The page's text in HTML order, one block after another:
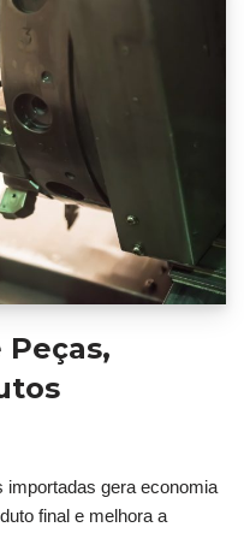
importadas gera economia
final e melhora a